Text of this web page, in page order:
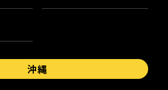
沖縄